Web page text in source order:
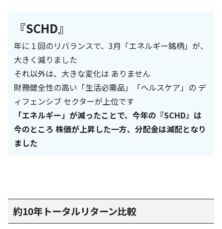
『SCHD』
年に１回のリバランスで、3月「エネルギー銘柄」が、
大きく減りました
それ以外は、大きな変化は ありません
財務健全性の高い「生活必需品」「ヘルスケア」の デ
ィフェンシブ セクターが上位です
「エネルギー」が減ったことで、今年の『SCHD』は
今のところ 株価が上昇した一方、分配金は減配となり
ました
約10年トータルリターン比較